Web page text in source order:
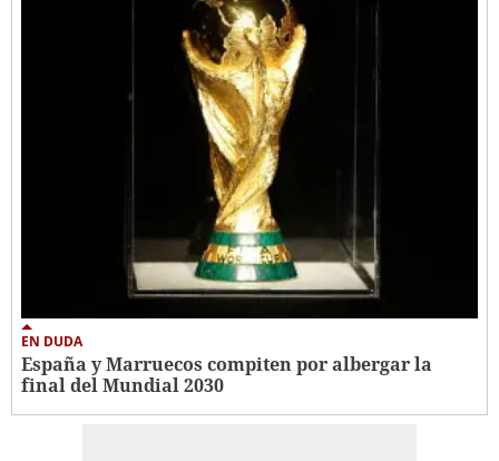
EN DUDA
España y Marruecos compiten por albergar la
final del Mundial 2030